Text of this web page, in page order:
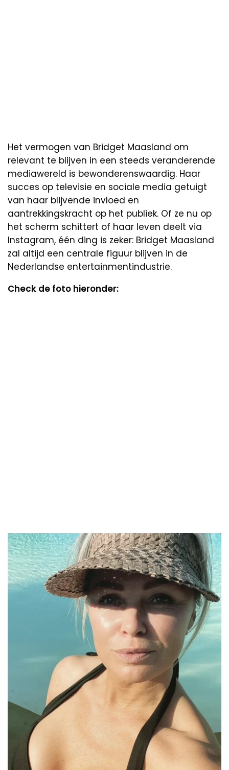
Het vermogen van Bridget Maasland om
relevant te blijven in een steeds veranderende
mediawereld is bewonderenswaardig. Haar
succes op televisie en sociale media getuigt
van haar blijvende invloed en
aantrekkingskracht op het publiek. Of ze nu op
het scherm schittert of haar leven deelt via
Instagram, één ding is zeker: Bridget Maasland
zal altijd een centrale figuur blijven in de
Nederlandse entertainmentindustrie.
Check de foto hieronder: